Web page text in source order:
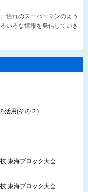
憧れのスーパーマンのよう
いろな情報を発信していき
活用(その２)
東海ブロック大会
東海ブロック大会